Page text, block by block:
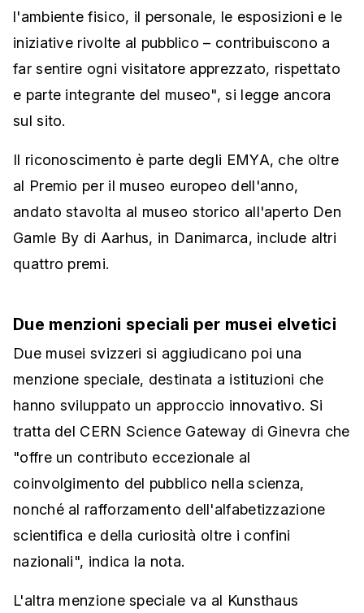
l'ambiente fisico, il personale, le esposizioni e le
iniziative rivolte al pubblico – contribuiscono a
far sentire ogni visitatore apprezzato, rispettato
e parte integrante del museo", si legge ancora
sul sito.
Il riconoscimento è parte degli EMYA, che oltre
al Premio per il museo europeo dell'anno,
andato stavolta al museo storico all'aperto Den
Gamle By di Aarhus, in Danimarca, include altri
quattro premi.
Due menzioni speciali per musei elvetici
Due musei svizzeri si aggiudicano poi una
menzione speciale, destinata a istituzioni che
hanno sviluppato un approccio innovativo. Si
tratta del CERN Science Gateway di Ginevra che
"offre un contributo eccezionale al
coinvolgimento del pubblico nella scienza,
nonché al rafforzamento dell'alfabetizzazione
scientifica e della curiosità oltre i confini
nazionali", indica la nota.
L'altra menzione speciale va al Kunsthaus